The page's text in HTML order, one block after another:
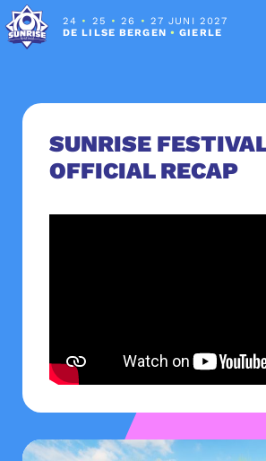
24 • 25 • 26 • 27 JUNI 2027
DE LILSE BERGEN • GIERLE
SUNRISE
OFFICIAL RECAP